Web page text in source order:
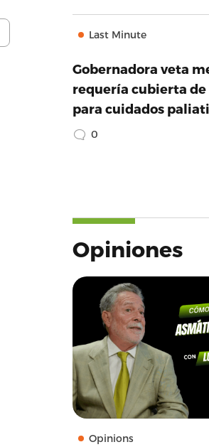
Last Minute
Gobernadora veta
requería cubierta de
para cuidados
0
Opiniones
Opinions